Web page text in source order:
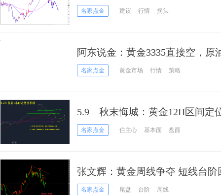
名家点金 建议 行情 拐头
阿东说金：黄金3335直接空，原
名家点金 黄金市场 行情 策略
5.9—秋末悔城：黄金12H区间定
名家点金 住主心 基本面 盘面
张文辉：黄金周线争夺 短线台阶
名家点金 尾盘 台阶 周线